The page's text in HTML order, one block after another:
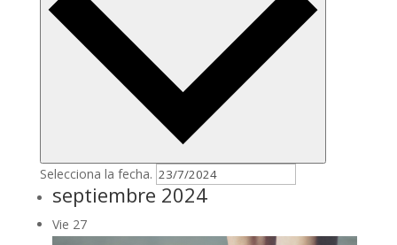
Selecciona la fecha.
septiembre 2024
Vie 27